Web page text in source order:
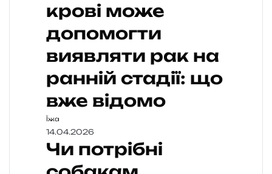
крові може
допомогти
виявляти рак на
ранній стадії: що
вже відомо
Їжа
14.04.2026
Чи потрібні